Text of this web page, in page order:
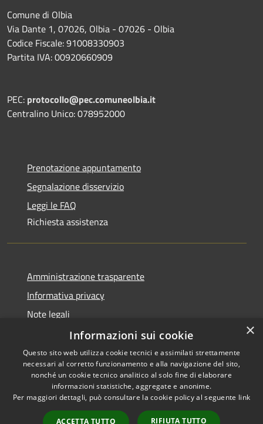
Comune di Olbia
Via Dante 1, 07026, Olbia - 07026 - Olbia
Codice Fiscale: 91008330903
Partita IVA: 00920660909
PEC: protocollo@pec.comuneolbia.it
Centralino Unico: 078952000
Prenotazione appuntamento
Segnalazione disservizio
Leggi le FAQ
Richiesta assistenza
Amministrazione trasparente
Informativa privacy
Note legali
Dichiarazione di accessibilità
RSS
Accessibilità
Copyright © 2026 • Comune di
Municipium• Accesso
×
Informazioni sui cookie
Questo sito web utilizza cookie tecnici e assimilati strettamente
necessari al corretto funzionamento e alla navigazione del sito,
nonché un cookie tecnico analitico al solo fine di elaborare
informazioni statistiche, aggregate e anonime.
Per maggiori dettagli, può consultare la cookie policy al seguente link
ACCETTA TUTTO RIFIUTA TUTTO